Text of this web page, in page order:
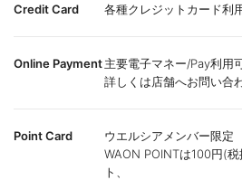
Credit Card 各種クレジットカード利
Online Payment主要電子マネー/Pay利用
詳しくは店舗へお問い合
Point Card
ウエルシアメンバー限定
WAON POINTは100円(
ト、